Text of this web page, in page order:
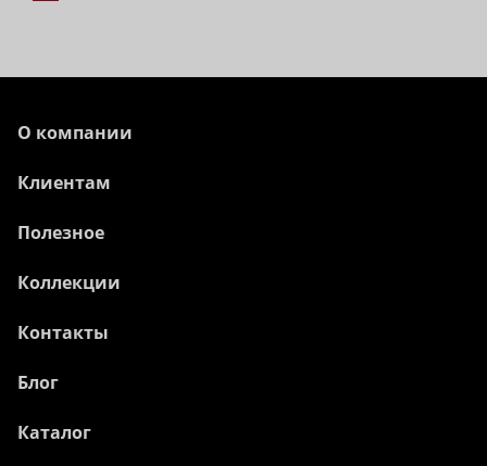
О компании
Клиентам
Полезное
Коллекции
Контакты
Блог
Каталог